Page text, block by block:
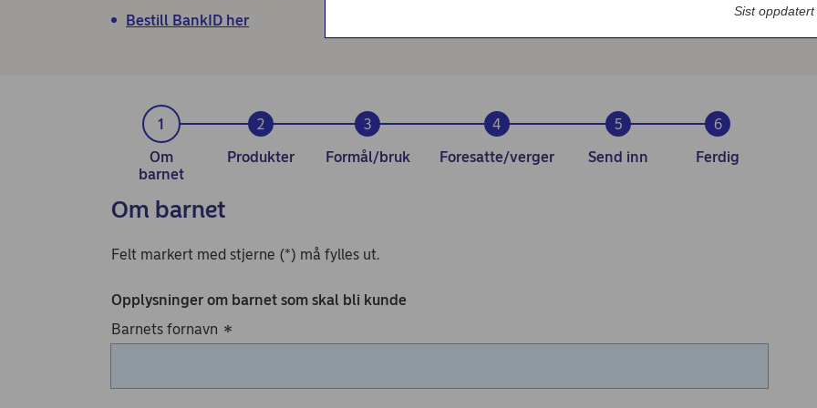
Bestill BankID her
Om
barnet
Produkter Formål/bruk Foresatte/verger Send inn Ferdig
Om barnet
Felt markert med stjerne (*) må fylles ut.
Opplysninger om barnet som skal bli kunde
Barnets fornavn *
Sist